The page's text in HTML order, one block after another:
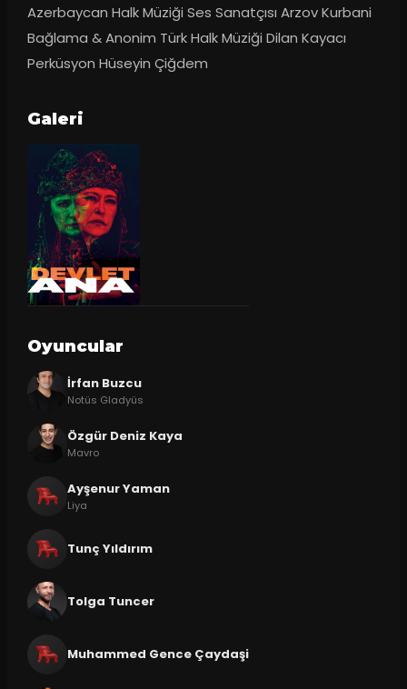
Azerbaycan Halk Müziği Ses Sanatçısı Arzov Kurbani
Bağlama & Anonim Türk Halk Müziği Dilan Kayacı
Perküsyon Hüseyin Çiğdem
Galeri
Oyuncular
İrfan Buzcu
Notüs Gladyüs
Özgür Deniz Kaya
Mavro
Ayşenur Yaman
Liya
Tunç Yıldırım
Tolga Tuncer
Muhammed Gence Çaydaşi